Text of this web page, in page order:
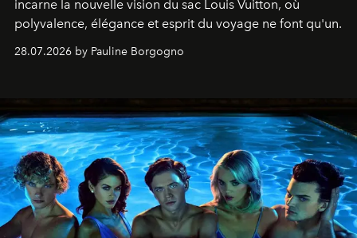
incarne la nouvelle vision du sac Louis Vuitton, où
polyvalence, élégance et esprit du voyage ne font qu'un.
28.07.2026 by Pauline Borgogno